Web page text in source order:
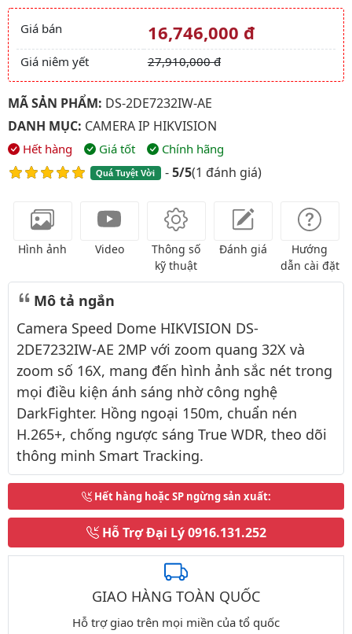
Giá và khuyến mãi
Giá bán 16,746,000 đ
Giá niêm yết 27,910,000 đ
MÃ SẢN PHẨM: DS-2DE7232IW-AE
DANH MỤC: CAMERA IP HIKVISION
Hết hàng Giá tốt Chính hãng
Quá Tuyệt Vời -5/5(1 đánh giá)
Hình ảnh Video
Thông số
kỹ thuật
Đánh giá
Hướng
dẫn cài đặt
Mô tả ngắn
Camera Speed Dome HIKVISION DS-
2DE7232IW-AE 2MP với zoom quang 32X và
zoom số 16X, mang đến hình ảnh sắc nét trong
mọi điều kiện ánh sáng nhờ công nghệ
DarkFighter. Hồng ngoại 150m, chuẩn nén
H.265+, chống ngược sáng True WDR, theo dõi
thông minh Smart Tracking.
Hết hàng hoặc SP ngừng sản xuất:
Hỗ Trợ Đại Lý0916.131.252
GIAO HÀNG TOÀN QUỐC
Hỗ trợ giao trên mọi miền của tổ quốc